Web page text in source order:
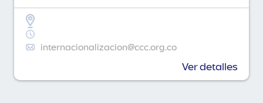
internacionalizacion@ccc.org.co
Ver detalles